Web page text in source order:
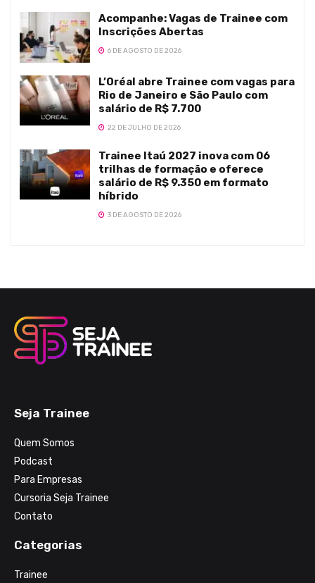
Acompanhe: Vagas de Trainee com
Inscrições Abertas
6 DE AGOSTO DE 2026
L’Oréal abre Trainee com vagas para
Rio de Janeiro e São Paulo com
salário de R$ 7.700
22 DE JULHO DE 2026
Trainee Itaú 2027 inova com 06
trilhas de formação e oferece
salário de R$ 9.350 em formato
híbrido
3 DE AGOSTO DE 2026
Seja Trainee
Quem Somos
Podcast
Para Empresas
Cursoria Seja Trainee
Contato
Categorias
Trainee